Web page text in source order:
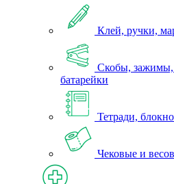
Клей, ручки,
Скобы,
батарейки
Тетради,
Чековые и